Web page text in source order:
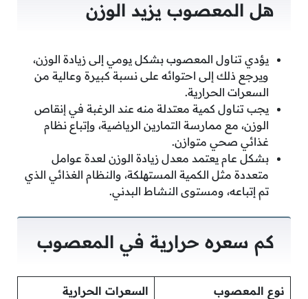
هل المعصوب يزيد الوزن
يؤدي تناول المعصوب بشكل يومي إلى زيادة الوزن،
ويرجع ذلك إلى احتوائه على نسبة كبيرة وعالية من
السعرات الحرارية.
يجب تناول كمية معتدلة منه عند الرغبة في إنقاص
الوزن، مع ممارسة التمارين الرياضية، وإتباع نظام
غذائي صحي متوازن.
بشكل عام يعتمد معدل زيادة الوزن لعدة عوامل
متعددة مثل الكمية المستهلكة، والنظام الغذائي الذي
تم إتباعه، ومستوى النشاط البدني.
كم سعره حرارية في المعصوب
نوع المعصوب السعرات الحرارية